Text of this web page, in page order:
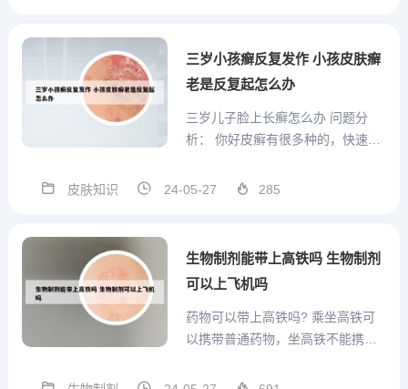
宝缺锌、铁等小宝贝成长必需的营
三岁小孩癣反复发作 小孩皮肤癣
老是反复起怎么办
三岁儿子脸上长癣怎么办 问题分
析： 你好皮癣有很多种的，快速只
新乳膏（药店都有，1块钱一只，一
西不好，另外皮炎平和达克宁也是
有激素的。如果你以前没...
皮肤知识 24-05-27 285
生物制剂能带上高铁吗 生物制剂
可以上飞机吗
药物可以带上高铁吗? 乘坐高铁可
以携带普通药物，坐高铁不能携带
射性、传染病病原体等物质及枪